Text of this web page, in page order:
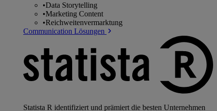
•Data Storytelling
•Marketing Content
•Reichweitenvermarktung
Communication Lösungen
Statista R identifiziert und prämiert die besten Unternehmen